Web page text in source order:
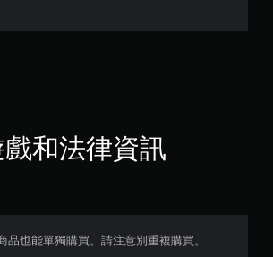
8
分
戲和法律資訊
也能單獨購買。請注意別重複購買。